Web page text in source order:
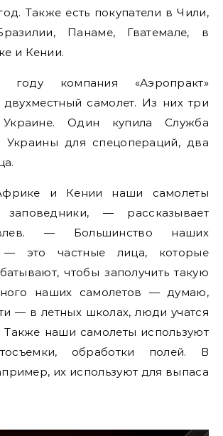
Также есть покупатели в Чили,
Панаме, Гватемале, в
и Кении.
компания «Аэропракт»
двухместный самолет. Из них три
Один купила Служба
Украины для спецопераций, два
и Кении наши самолеты
заповедники, — рассказывает
— Большинство наших
— это частные лица, которые
чтобы заполучить такую
наших самолетов — думаю,
— в летных школах, люди учатся
Также наши самолеты используют
обработки полей. В
их используют для выпаса